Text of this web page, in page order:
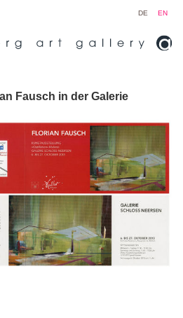
DE EN
Fausch in der Galerie